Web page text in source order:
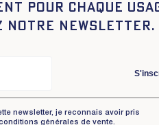
pour chaque
notre newsletter.
newsletter, je reconnais avoir pris
générales de vente.